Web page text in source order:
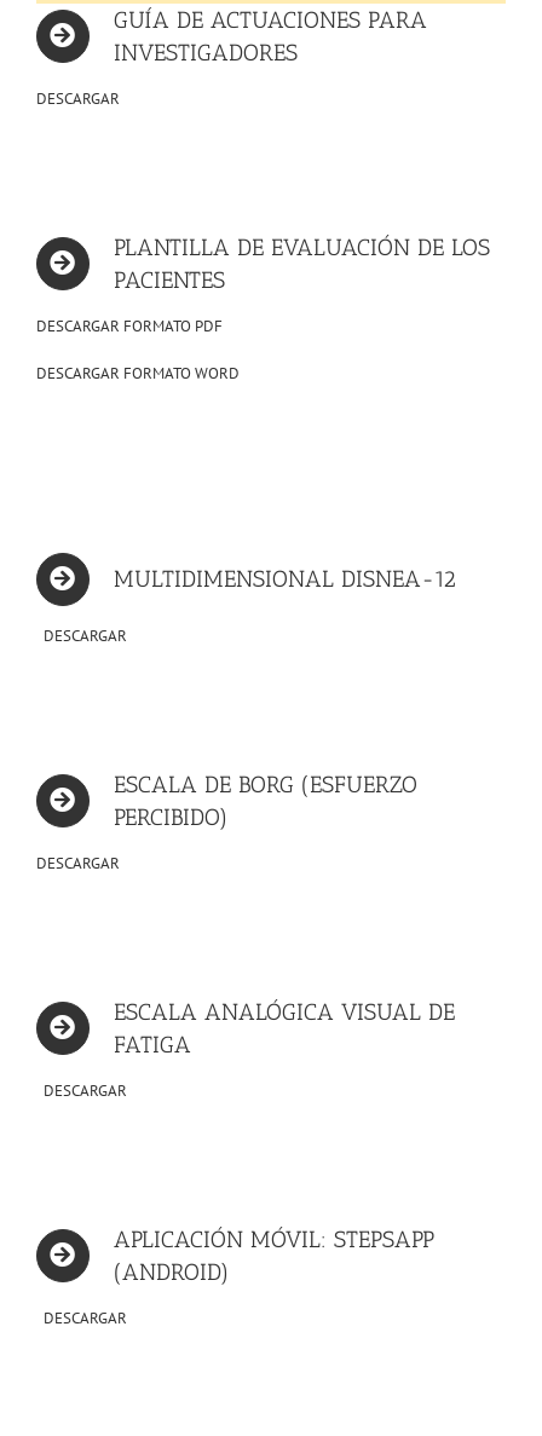
GUÍA DE ACTUACIONES PARA
INVESTIGADORES
DESCARGAR
PLANTILLA DE EVALUACIÓN DE LOS
PACIENTES
DESCARGAR FORMATO PDF
DESCARGAR FORMATO WORD
MULTIDIMENSIONAL DISNEA-12
DESCARGAR
ESCALA DE BORG (ESFUERZO
PERCIBIDO)
DESCARGAR
ESCALA ANALÓGICA VISUAL DE
FATIGA
DESCARGAR
APLICACIÓN MÓVIL: STEPSAPP
(ANDROID)
DESCARGAR